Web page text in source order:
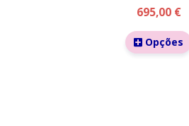
695,00 €
Opções